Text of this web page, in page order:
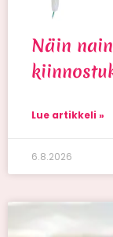
Näin
Lue artikkeli »
6.8.2026